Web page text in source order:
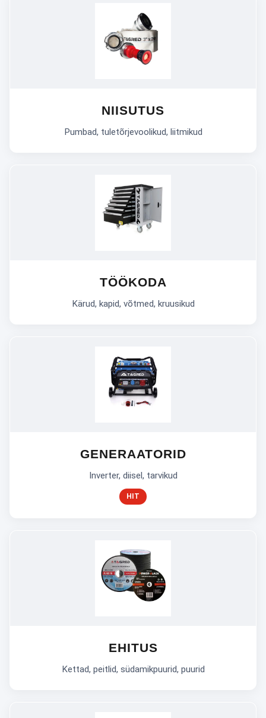
NIISUTUS
Pumbad, tuletõrjevoolikud, liitmikud
TÖÖKODA
Kärud, kapid, võtmed, kruusikud
GENERAATORID
Inverter, diisel, tarvikud
HIT
EHITUS
Kettad, peitlid, südamikpuurid, puurid